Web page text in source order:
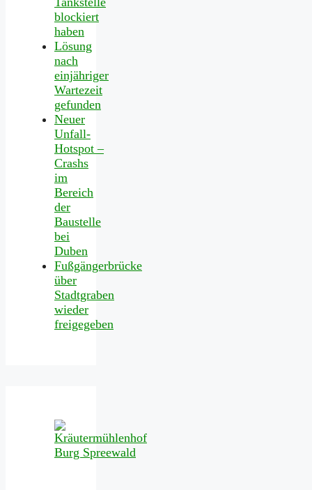
blockiert
haben
Lösung
nach
einjähriger
Wartezeit
gefunden
Neuer
Unfall-
Hotspot –
Crashs
im
Bereich
der
Baustelle
bei
Duben
Fußgängerbrücke
über
Stadtgraben
wieder
freigegeben